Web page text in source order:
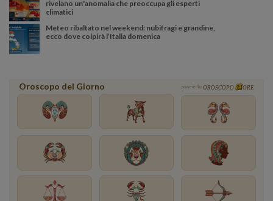
rivelano un'anomalia che preoccupa gli esperti
climatici
Meteo ribaltato nel weekend: nubifragi e grandine,
ecco dove colpirà l’Italia domenica
Oroscopo del Giorno powered by OROSCOPO ORE